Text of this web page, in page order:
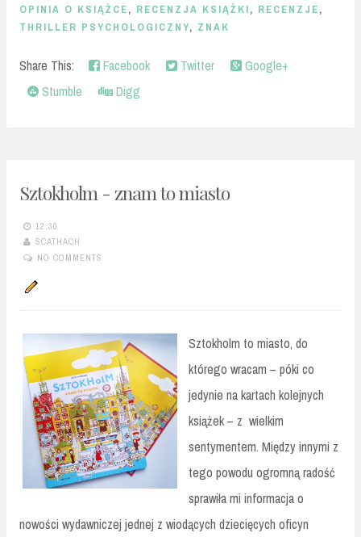
OPINIA O KSIĄŻCE, RECENZJA KSIĄŻKI, RECENZJE,
THRILLER PSYCHOLOGICZNY, ZNAK
Share This: Facebook Twitter
Google+
Stumble
Digg
Sztokholm - znam to miasto
12:30
SCATHACH
NO COMMENTS
Sztokholm to miasto, do
którego wracam – póki co
jedynie na kartach kolejnych
książek – z wielkim
sentymentem. Między innymi z
tego powodu ogromną radość
sprawiła mi informacja o
nowości wydawniczej jednej z wiodących dziecięcych oficyn